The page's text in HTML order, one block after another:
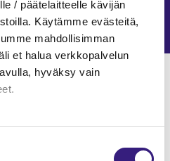
/ päätelaitteelle kävijän
Käytämme evästeitä,
mahdollisimman
et halua verkkopalvelun
hyväksy vain